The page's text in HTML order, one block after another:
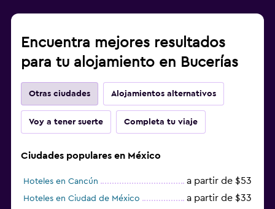
Encuentra mejores resultados
para tu alojamiento en Bucerías
Otras ciudades Alojamientos alternativos
Voy a tener suerte Completa tu viaje
Ciudades populares en México
Hoteles en Cancún a partir de $53
Hoteles en Ciudad de México a partir de $33